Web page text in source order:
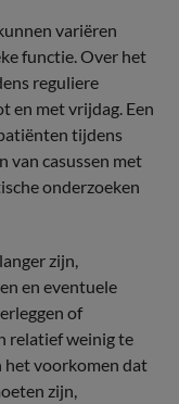
variëren
functie. Over het
reguliere
en met vrijdag. Een
tijdens
van casussen met
onderzoeken
zijn,
en eventuele
of
relatief weinig te
het voorkomen dat
zijn,